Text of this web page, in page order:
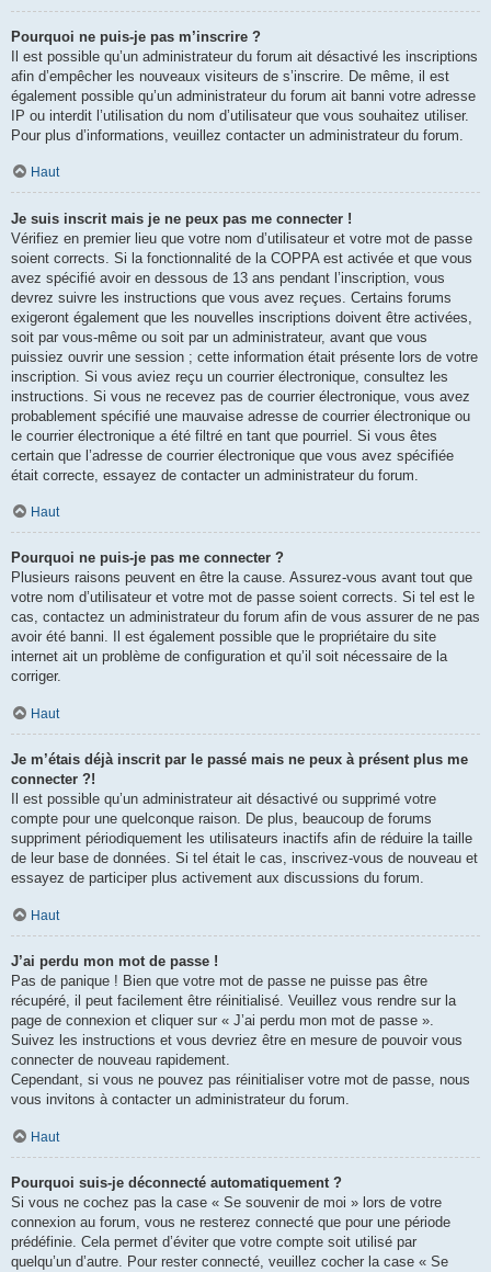
Pourquoi ne puis-je pas m’inscrire ?
Il est possible qu’un administrateur du forum ait désactivé les inscriptions
afin d’empêcher les nouveaux visiteurs de s’inscrire. De même, il est
également possible qu’un administrateur du forum ait banni votre adresse
IP ou interdit l’utilisation du nom d’utilisateur que vous souhaitez utiliser.
Pour plus d’informations, veuillez contacter un administrateur du forum.
Haut
Je suis inscrit mais je ne peux pas me connecter !
Vérifiez en premier lieu que votre nom d’utilisateur et votre mot de passe
soient corrects. Si la fonctionnalité de la COPPA est activée et que vous
avez spécifié avoir en dessous de 13 ans pendant l’inscription, vous
devrez suivre les instructions que vous avez reçues. Certains forums
exigeront également que les nouvelles inscriptions doivent être activées,
soit par vous-même ou soit par un administrateur, avant que vous
puissiez ouvrir une session ; cette information était présente lors de votre
inscription. Si vous aviez reçu un courrier électronique, consultez les
instructions. Si vous ne recevez pas de courrier électronique, vous avez
probablement spécifié une mauvaise adresse de courrier électronique ou
le courrier électronique a été filtré en tant que pourriel. Si vous êtes
certain que l’adresse de courrier électronique que vous avez spécifiée
était correcte, essayez de contacter un administrateur du forum.
Haut
Pourquoi ne puis-je pas me connecter ?
Plusieurs raisons peuvent en être la cause. Assurez-vous avant tout que
votre nom d’utilisateur et votre mot de passe soient corrects. Si tel est le
cas, contactez un administrateur du forum afin de vous assurer de ne pas
avoir été banni. Il est également possible que le propriétaire du site
internet ait un problème de configuration et qu’il soit nécessaire de la
corriger.
Haut
Je m’étais déjà inscrit par le passé mais ne peux à présent plus me
connecter ?!
Il est possible qu’un administrateur ait désactivé ou supprimé votre
compte pour une quelconque raison. De plus, beaucoup de forums
suppriment périodiquement les utilisateurs inactifs afin de réduire la taille
de leur base de données. Si tel était le cas, inscrivez-vous de nouveau et
essayez de participer plus activement aux discussions du forum.
Haut
J’ai perdu mon mot de passe !
Pas de panique ! Bien que votre mot de passe ne puisse pas être
récupéré, il peut facilement être réinitialisé. Veuillez vous rendre sur la
page de connexion et cliquer sur « J’ai perdu mon mot de passe ».
Suivez les instructions et vous devriez être en mesure de pouvoir vous
connecter de nouveau rapidement.
Cependant, si vous ne pouvez pas réinitialiser votre mot de passe, nous
vous invitons à contacter un administrateur du forum.
Haut
Pourquoi suis-je déconnecté automatiquement ?
Si vous ne cochez pas la case « Se souvenir de moi » lors de votre
connexion au forum, vous ne resterez connecté que pour une période
prédéfinie. Cela permet d’éviter que votre compte soit utilisé par
quelqu’un d’autre. Pour rester connecté, veuillez cocher la case « Se